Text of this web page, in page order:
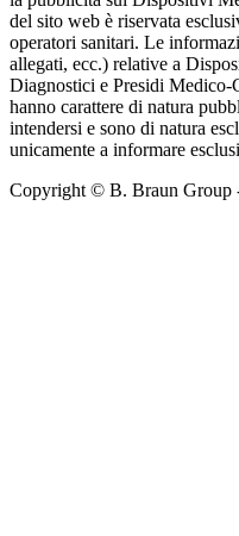
del sito web è riservata
operatori sanitari. Le
allegati, ecc.) relative a
Diagnostici e Presidi Medico-
hanno carattere di natura
intendersi e sono di natura
unicamente a informare
Copyright © B. Braun Group